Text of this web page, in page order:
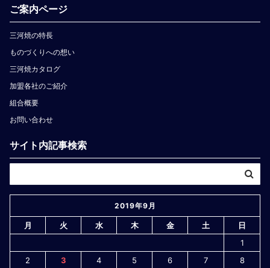
ご案内ページ
三河焼の特長
ものづくりへの想い
三河焼カタログ
加盟各社のご紹介
組合概要
お問い合わせ
サイト内記事検索
2019年9月
月 火 水 木 金 土
日
1
2
3 4 5 6 7 8